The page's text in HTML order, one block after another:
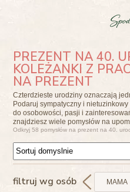
PREZENT NA 40.
KOLEŻANKI Z
NA PREZENT
Czterdzieste urodziny oznaczają
Podaruj sympatyczny i
do osobowości, pasji i
znajdziesz wiele pomysłów na
Odkryj 58 pomysłów na prezent na 40.
filtruj wg osób MAMA